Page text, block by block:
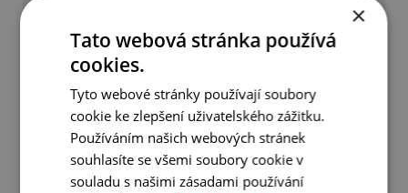
1 090 Kč
DETAIL DO KOŠÍKU
×
Tato webová stránka používá
cookies.
Tyto webové stránky používají soubory
cookie ke zlepšení uživatelského zážitku.
Používáním našich webových stránek
souhlasíte se všemi soubory cookie v
souladu s našimi zásadami používání